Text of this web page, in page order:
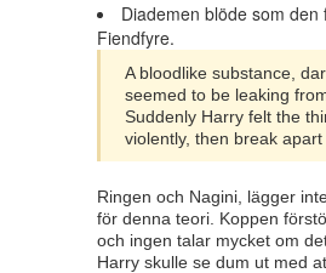
Diademen blöde som den
Fiendfyre.
A bloodlike substance,
seemed to be leaking
Suddenly Harry felt the
violently, then break apart
Ringen och Nagini, lägger
för denna teori. Koppen
och ingen talar mycket om
Harry skulle se dum ut med